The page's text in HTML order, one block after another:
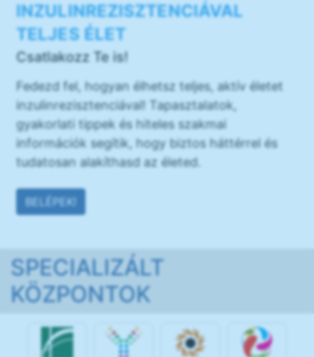
INZULINREZISZTENCIÁVAL
TELJES ÉLET
Csatlakozz Te is!
Fedezd fel, hogyan élhetsz teljes, aktív életet
inzulinrezisztenciával! Tapasztalatok,
gyakorlati tippek és hiteles szakmai
információk segítik, hogy biztos háttérrel és
tudatosan alakíthasd az életed.
BELÉPEK!
SPECIALIZÁLT
KÖZPONTOK